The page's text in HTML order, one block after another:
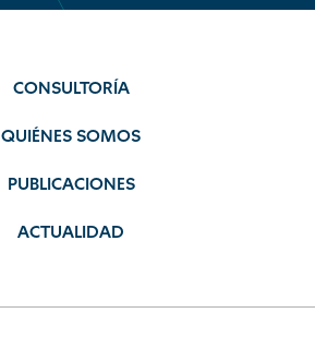
CONSULTORÍA
QUIÉNES SOMOS
PUBLICACIONES
ACTUALIDAD